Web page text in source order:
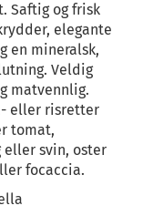
Saftig og frisk
elegante
en mineralsk,
Veldig
matvennlig.
eller risretter
tomat,
svin, oster
focaccia.